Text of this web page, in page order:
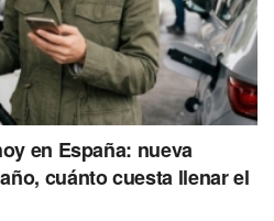
en España: nueva
cuánto cuesta llenar el